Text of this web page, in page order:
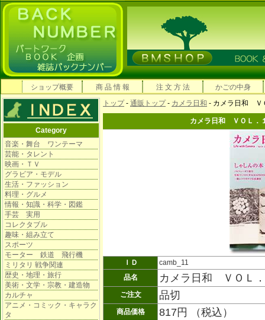
ショップ概要 商 品 情 報 注 文 方 法 かごの中身
Category
音楽・舞台 ワンテーマ
芸能・タレント
映画・ＴＶ
グラビア・モデル
生活・ファッション
料理・グルメ
情報・知識・科学・図鑑
手芸 実用
コレクタブル
趣味・組み立て
スポーツ
モーター 鉄道 飛行機
ミリタリ 戦争関連
歴史・地理・旅行
美術・文学・宗教・建造物
カルチャ
アニメ・コミック・キャラク
タ
トップ- 通販トップ- カメラ日和 - カメラ日和 Ｖ
カメラ日和 ＶＯＬ
ＩＤ
camb_11
品名
カメラ日和 ＶＯＬ
ご注文 品切
商品価格 817円 （税込）